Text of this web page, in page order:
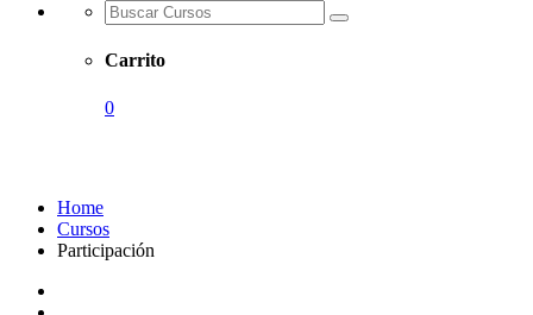
Carrito
0
Home
Cursos
Participación